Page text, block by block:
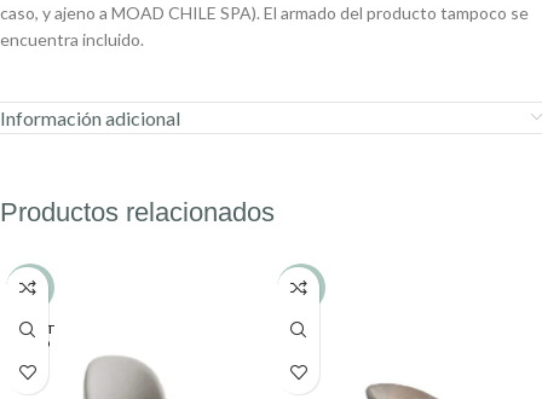
caso, y ajeno a MOAD CHILE SPA). El armado del producto tampoco se
encuentra incluido.
Información adicional
Productos relacionados
-17%
AGOT
ADO
-29%